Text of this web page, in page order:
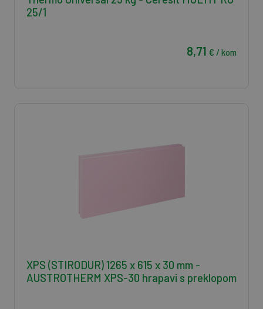
25/1
8,71 € / kom
XPS (STIRODUR) 1265 x 615 x 30 mm -
AUSTROTHERM XPS-30 hrapavi s preklopom